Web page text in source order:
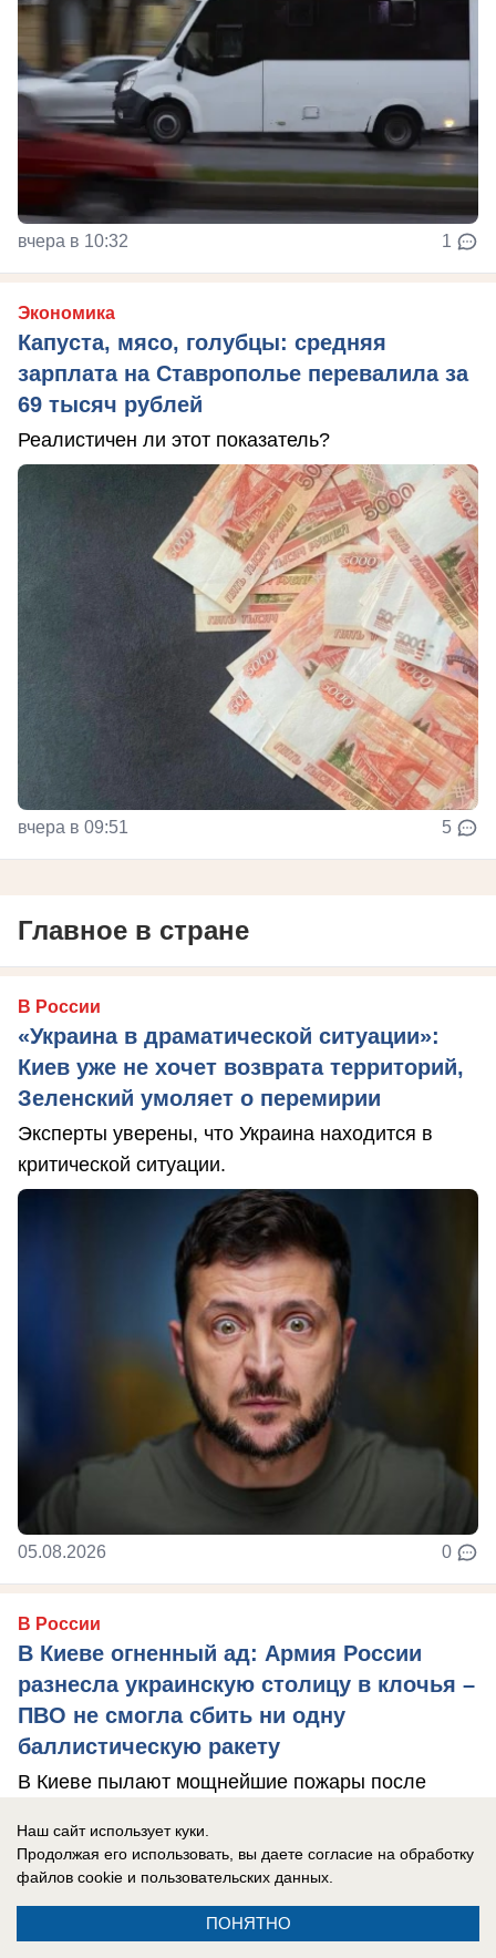
вчера в 10:32 1
Экономика
Капуста, мясо, голубцы: средняя
зарплата на Ставрополье перевалила за
69 тысяч рублей
Реалистичен ли этот показатель?
вчера в 09:51 5
Главное в стране
В России
«Украина в драматической ситуации»:
Киев уже не хочет возврата территорий,
Зеленский умоляет о перемирии
Эксперты уверены, что Украина находится в
критической ситуации.
05.08.2026 0
В России
В Киеве огненный ад: Армия России
разнесла украинскую столицу в клочья –
ПВО не смогла сбить ни одну
баллистическую ракету
В Киеве пылают мощнейшие пожары после
столицу.
Наш сайт использует куки.
Продолжая его использовать, вы даете согласие на обработку
файлов cookie и пользовательских данных.
ПОНЯТНО